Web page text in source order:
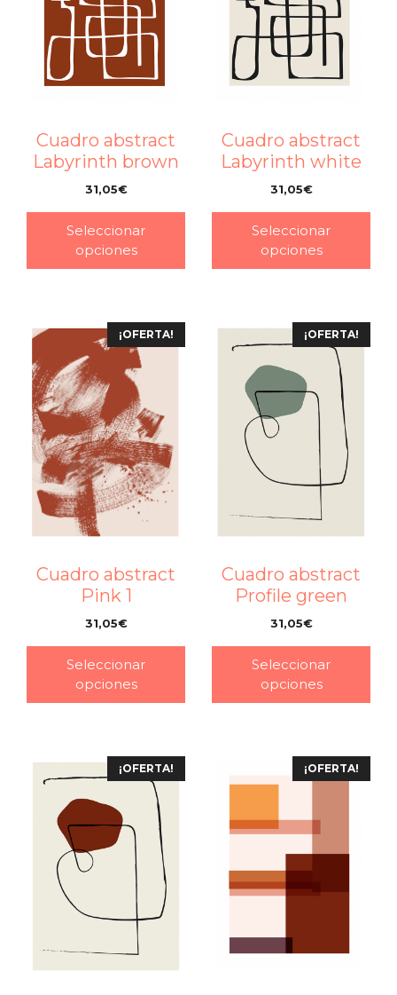
Cuadro abstract
Labyrinth brown
31,05€
Seleccionar
opciones
Cuadro abstract
Labyrinth white
31,05€
Seleccionar
opciones
¡OFERTA!
Cuadro abstract
Pink 1
31,05€
Seleccionar
opciones
¡OFERTA!
Cuadro abstract
Profile green
31,05€
Seleccionar
opciones
¡OFERTA! ¡OFERTA!